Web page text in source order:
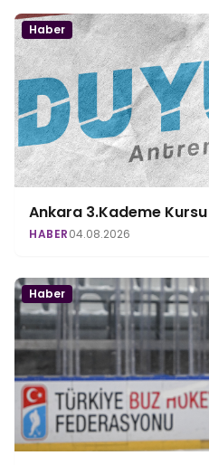
Haber
Ankara 3.Kademe
HABER04.08.2026
Haber